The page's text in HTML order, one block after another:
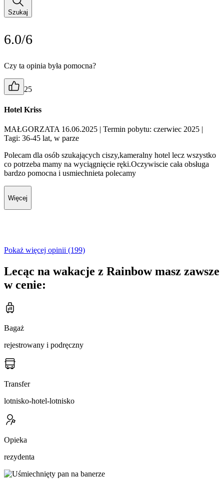
Szukaj
6.0/6
Czy ta opinia była pomocna?
25
Hotel Kriss
MAŁGORZATA 16.06.2025 | Termin pobytu: czerwiec 2025 |
Tagi: 36-45 lat, w parze
Polecam dla osób szukających ciszy,kameralny hotel lecz wszystko
co potrzeba mamy na wyciągnięcie ręki.Oczywiscie cała obsługa
bardzo pomocna i usmiechnieta polecamy
Więcej
Pokaż więcej opinii (199)
Lecąc na wakacje z Rainbow masz zawsze
w cenie:
Bagaż
rejestrowany i podręczny
Transfer
lotnisko-hotel-lotnisko
Opieka
rezydenta